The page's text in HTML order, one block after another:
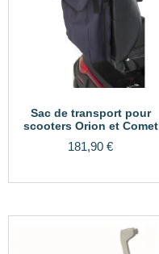
Sac de transport pour
scooters Orion et Comet
181,90 €